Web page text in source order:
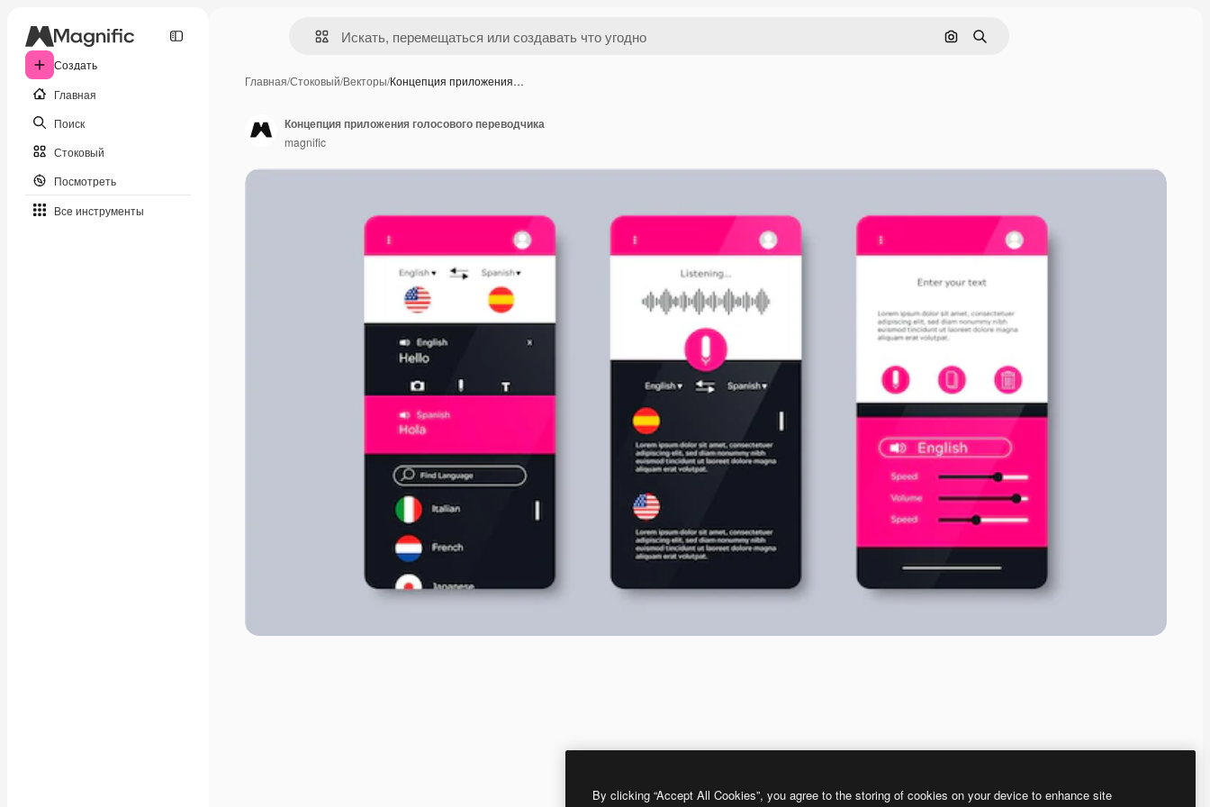
Создать
Главная
Поиск
Стоковый
Посмотреть
Все инструменты
Поиск по изображению
Поиск
Главная/Стоковый/Векторы/Концепция приложения…
Концепция приложения голосового переводчика
magnific
By clicking “Accept All Cookies”, you agree to the storing of cookies on your device to enhance site